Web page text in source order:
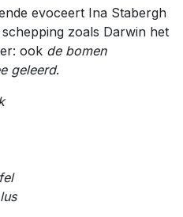
evoceert Ina Stabergh
zoals Darwin het
ook de bomen
geleerd.